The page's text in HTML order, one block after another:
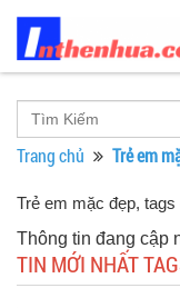
Trang chủ Trẻ em
Trẻ em mặc đẹp,
Thông tin đang cập
TIN MỚI NHẤT